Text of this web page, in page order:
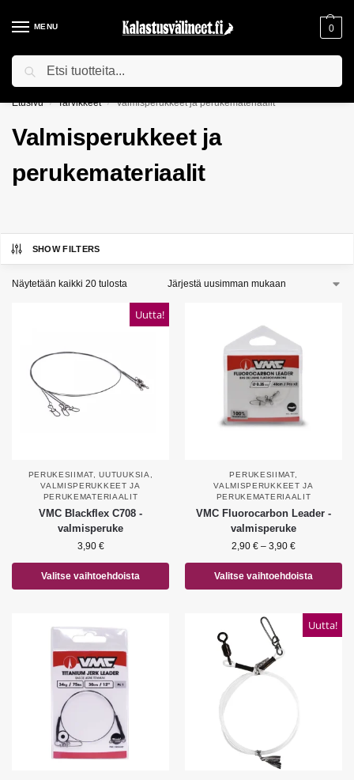
MENU 0
ILMAINEN TOIMITUS YLI 75€ TILAUKSILLE!
Etusivu / Tarvikkeet / Valmisperukkeet ja perukemateriaalit
Valmisperukkeet ja
perukemateriaalit
SHOW FILTERS
Näytetään kaikki 20 tulosta
Uutta!
PERUKESIIMAT,UUTUUKSIA
VALMISPERUKKEET JA
PERUKEMATERIAALIT
VMC Blackflex C708 -
valmisperuke
3,90 €
Valitse vaihtoehdoista
PERUKESIIMAT,
VALMISPERUKKEET JA
PERUKEMATERIAALIT
VMC Fluorocarbon Leader -
valmisperuke
2,90 € – 3,90 €
Valitse vaihtoehdoista
Uutta!